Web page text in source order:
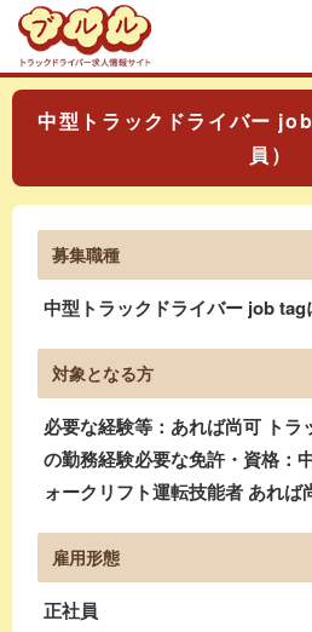
中型トラックドライバー
員）
募集職種
中型トラックドライバー job tag
対象となる方
必要な経験等：あれば尚可 トラ
の勤務経験必要な免許・資格：
ォークリフト運転技能者 あれば
雇用形態
正社員